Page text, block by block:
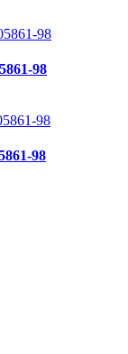
98
98